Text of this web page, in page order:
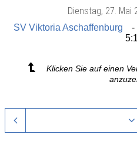
Dienstag, 27. Mai
SV Viktoria Aschaffenburg
5:1
Klicken Sie auf einen